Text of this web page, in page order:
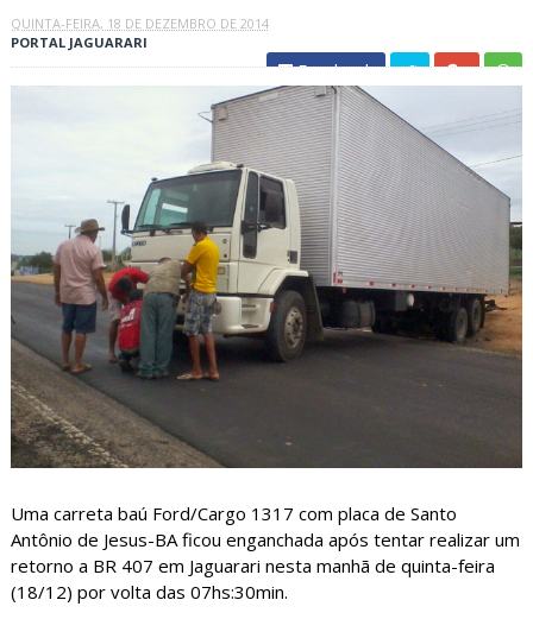
QUINTA-FEIRA, 18 DE DEZEMBRO DE 2014
PORTAL JAGUARARI
Facebook
Uma carreta baú Ford/Cargo 1317 com placa de Santo
Antônio de Jesus-BA ficou enganchada após tentar realizar um
retorno a BR 407 em Jaguarari nesta manhã de quinta-feira
(18/12) por volta das 07hs:30min.